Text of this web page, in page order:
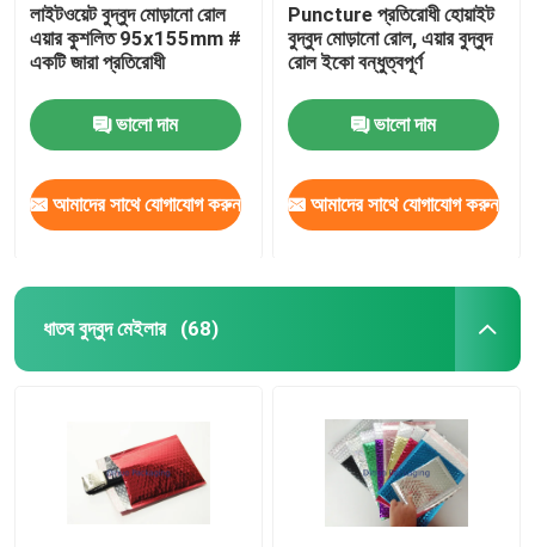
অ্যালুমিনিয়াম ফয়েল ব্যাগ
মুদ্রিত কাগজের বাক্স
এয়ার কলাম ব্যাগ
লাইটওয়েট বুদ্বুদ মোড়ানো রোল
এয়ার কুশলিত 95x155mm #
একটি জারা প্রতিরোধী
ভালো দাম
আমাদের সাথে যোগাযোগ করুন
Puncture প্রতিরোধী হোয়াইট
বুদ্বুদ মোড়ানো রোল, এয়ার বুদ্বুদ
রোল ইকো বন্ধুত্বপূর্ণ
ভালো দাম
আমাদের সাথে যোগাযোগ করুন
ধাতব বুদ্বুদ মেইলার (68)